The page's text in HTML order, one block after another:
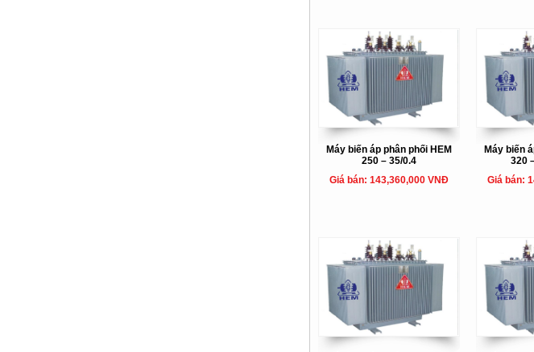
Máy biến áp phân phối HEM
250 – 35/0.4
Giá bán: 143,360,000 VNĐ
Máy biến
320
Giá bán: